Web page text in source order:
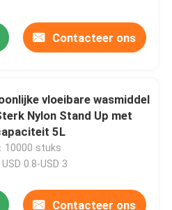
Contacteer ons
vloeibare wasmiddel
Nylon Stand Up met
5L
10000 stuks
0.8-USD 3
Contacteer ons